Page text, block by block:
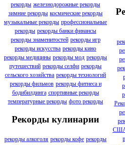
рекорды железнодорожные рекорды
зимние рекорды космические рекорды
музыкальные рекорды профессиональные
рекорды рекорды банки финансы
рекорды знаменитостей рекорды игр
рекорды искусства рекорды кино
рекорды медицины рекорды мод рекорды
путешествий рекорды селфи рекорды
сельского хозяйства рекорды технологий
рекорды фильмов рекорды фитнеса и
бодибилдинга спортивные рекорды
температурные рекорды фото рекорды
Рекорды кулинарии
рекорды алкоголя рекорды кофе рекорды